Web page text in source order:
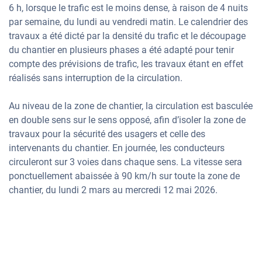
6 h, lorsque le trafic est le moins dense, à raison de 4 nuits
par semaine, du lundi au vendredi matin. Le calendrier des
travaux a été dicté par la densité du trafic et le découpage
du chantier en plusieurs phases a été adapté pour tenir
compte des prévisions de trafic, les travaux étant en effet
réalisés sans interruption de la circulation.
Au niveau de la zone de chantier, la circulation est basculée
en double sens sur le sens opposé, afin d’isoler la zone de
travaux pour la sécurité des usagers et celle des
intervenants du chantier. En journée, les conducteurs
circuleront sur 3 voies dans chaque sens. La vitesse sera
ponctuellement abaissée à 90 km/h sur toute la zone de
chantier, du lundi 2 mars au mercredi 12 mai 2026.